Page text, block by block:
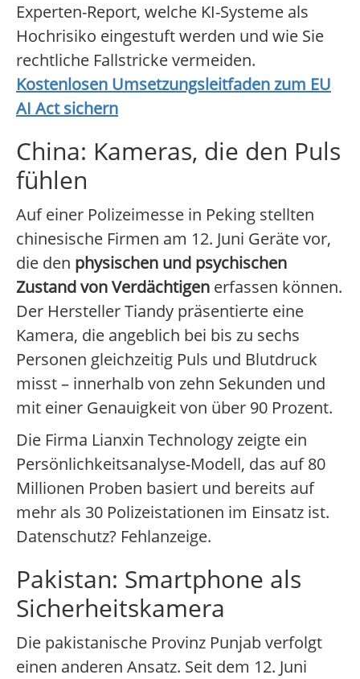
Experten-Report, welche KI-Systeme als
Hochrisiko eingestuft werden und wie Sie
rechtliche Fallstricke vermeiden.
Kostenlosen Umsetzungsleitfaden zum EU
AI Act sichern
China: Kameras, die den Puls
fühlen
Auf einer Polizeimesse in Peking stellten
chinesische Firmen am 12. Juni Geräte vor,
die den physischen und psychischen
Zustand von Verdächtigen erfassen können.
Der Hersteller Tiandy präsentierte eine
Kamera, die angeblich bei bis zu sechs
Personen gleichzeitig Puls und Blutdruck
misst – innerhalb von zehn Sekunden und
mit einer Genauigkeit von über 90 Prozent.
Die Firma Lianxin Technology zeigte ein
Persönlichkeitsanalyse-Modell, das auf 80
Millionen Proben basiert und bereits auf
mehr als 30 Polizeistationen im Einsatz ist.
Datenschutz? Fehlanzeige.
Pakistan: Smartphone als
Sicherheitskamera
Die pakistanische Provinz Punjab verfolgt
einen anderen Ansatz. Seit dem 12. Juni